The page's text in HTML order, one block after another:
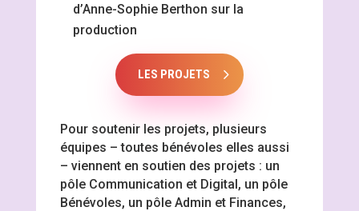
d’Anne-Sophie Berthon sur la
production
LES PROJETS
Pour soutenir les projets, plusieurs
équipes – toutes bénévoles elles aussi
– viennent en soutien des projets : un
pôle Communication et Digital, un pôle
Bénévoles, un pôle Admin et Finances,